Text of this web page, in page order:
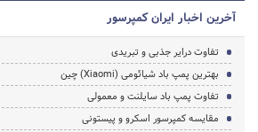
آخرین اخبار ایران کمپرسور
تفاوت درایر جذبی و تبریدی
بهترین پمپ باد شیائومی (Xiaomi) چین
تفاوت پمپ باد سایلنت و معمولی
مقایسه کمپرسور اسکرو و پیستونی